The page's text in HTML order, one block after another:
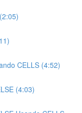
CELLS (4:52)
(4:03)